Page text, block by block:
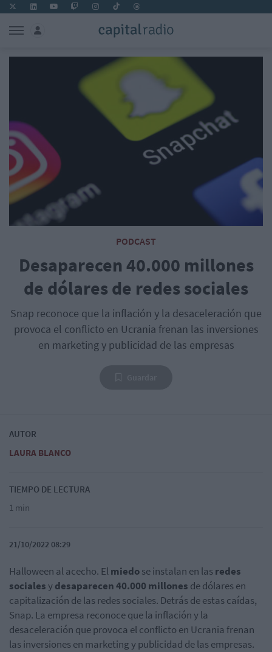
PODCAST
Desaparecen 40.000 millones
de dólares de redes sociales
Snap reconoce que la inflación y la desaceleración que
provoca el conflicto en Ucrania frenan las inversiones
en marketing y publicidad de las empresas
AUTOR
LAURA BLANCO
TIEMPO DE LECTURA
1 min
21/10/2022 08:29
Halloween al acecho. Elmiedose instalan en lasredes
socialesydesaparecen40.000 millones de dólares en
capitalización de las redes sociales. Detrás de estas caídas,
Snap. La empresa reconoce que la inflación y la
desaceleración que provoca el conflicto en Ucrania frenan
las inversiones en marketing y publicidad de las empresas.